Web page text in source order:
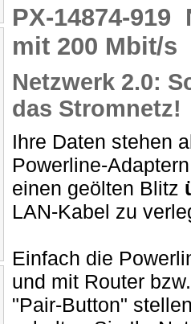
PX-14874-919
mit 200 Mbit/s
Netzwerk 2.0:
das Stromnetz!
Ihre Daten stehen
Powerline-
einen geölten Blitz
LAN-Kabel zu
Einfach die
und mit Router
"Pair-Button"